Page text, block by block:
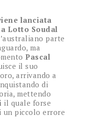
lanciata
Lotto Soudal
parte
ma
Pascal
il suo
arrivando a
di
mettendo
il quale forse
un piccolo errore